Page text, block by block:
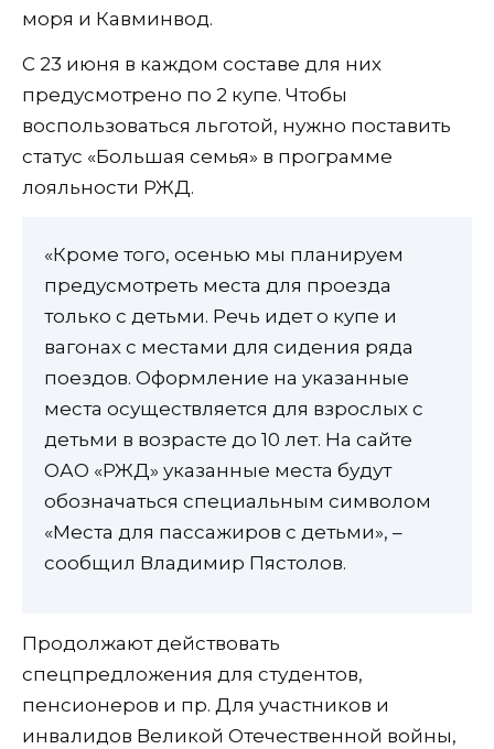
моря и Кавминвод.
С 23 июня в каждом составе для них
предусмотрено по 2 купе. Чтобы
воспользоваться льготой, нужно поставить
статус «Большая семья» в программе
лояльности РЖД.
«Кроме того, осенью мы планируем
предусмотреть места для проезда
только с детьми. Речь идет о купе и
вагонах с местами для сидения ряда
поездов. Оформление на указанные
места осуществляется для взрослых с
детьми в возрасте до 10 лет. На сайте
ОАО «РЖД» указанные места будут
обозначаться специальным символом
«Места для пассажиров с детьми», –
сообщил Владимир Пястолов.
Продолжают действовать
спецпредложения для студентов,
пенсионеров и пр. Для участников и
инвалидов Великой Отечественной войны,